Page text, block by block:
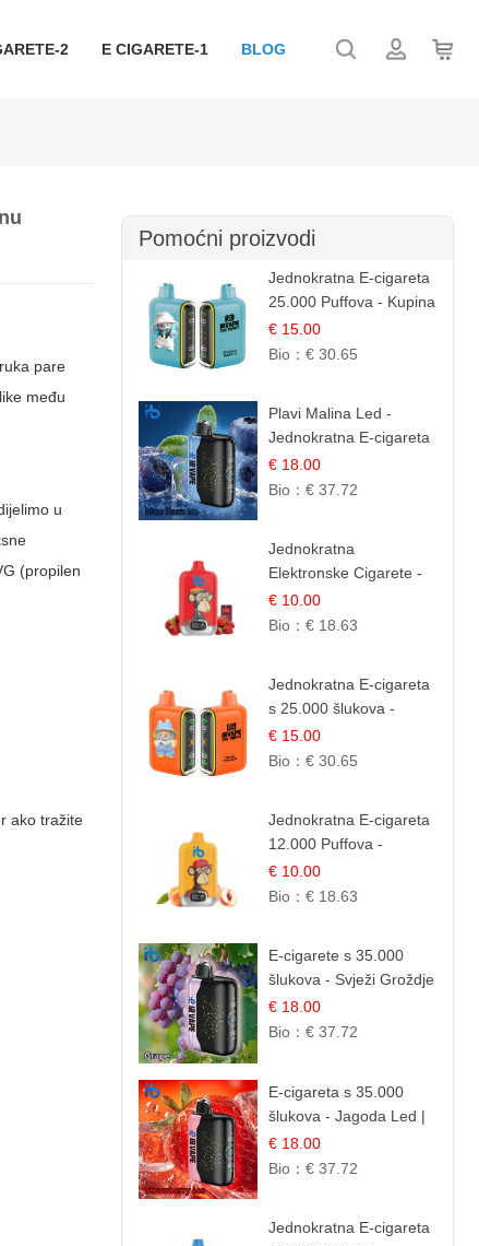
2 E CIGARETE-1 BLOG
pare
među
u
(propilen
ako tražite
Pomoćni proizvodi
Jednokratna E-cigareta
25.000 Puffova - Kupina
& Borovnica | Šumska
Voćna Mješavina
€ 15.00
Bio： € 30.65
Plavi Malina Led -
Jednokratna E-cigareta
s 35.000 šlukova |
IBVape
€ 18.00
Bio： € 37.72
Jednokratna
Elektronske Cigarete -
Red Bull i Jagoda |
IBVape
€ 10.00
Bio： € 18.63
Jednokratna E-cigareta
s 25.000 šlukova -
Mango & Ananas |
Egzotična Voćna
€ 15.00
Bio： € 30.65
Jednokratna E-cigareta
12.000 Puffova -
Breskva i Voćni Sok |
Osježavajuća Voćna
€ 10.00
Bio： € 18.63
E-cigarete s 35.000
šlukova - Svježi Groždje
| Osježavajuća Voćna
Aroma
€ 18.00
Bio： € 37.72
E-cigareta s 35.000
šlukova - Jagoda Led |
Ohladivši i Osježavajući
Okus
€ 18.00
Bio： € 37.72
Jednokratna E-cigareta